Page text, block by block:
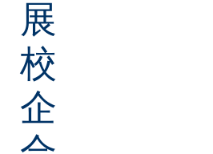
展
校
企